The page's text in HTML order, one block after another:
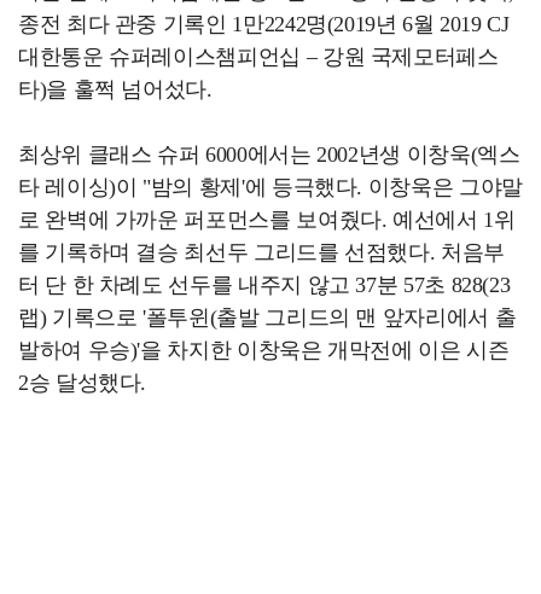
종전 최다 관중 기록인 1만2242명(2019년 6월 2019 CJ
대한통운 슈퍼레이스챔피언십 – 강원 국제모터페스
타)을 훌쩍 넘어섰다.
최상위 클래스 슈퍼 6000에서는 2002년생 이창욱(엑스
타 레이싱)이 "밤의 황제'에 등극했다. 이창욱은 그야말
로 완벽에 가까운 퍼포먼스를 보여줬다. 예선에서 1위
를 기록하며 결승 최선두 그리드를 선점했다. 처음부
터 단 한 차례도 선두를 내주지 않고 37분 57초 828(23
랩) 기록으로 '폴투윈(출발 그리드의 맨 앞자리에서 출
발하여 우승)'을 차지한 이창욱은 개막전에 이은 시즌
2승 달성했다.